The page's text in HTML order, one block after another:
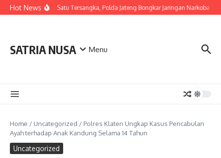
Skip to content
Hot News
Berawal dari Satu Tersangka, Polda Jateng Bongkar Jaringan Narkoba di
SATRIA NUSA Menu
Home / Uncategorized / Polres Klaten Ungkap Kasus Pencabulan
Ayah terhadap Anak Kandung Selama 14 Tahun
Uncategorized